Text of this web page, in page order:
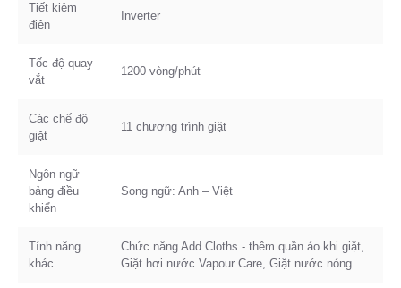
Tiết kiệm
điện
Inverter
Tốc độ quay
vắt
1200 vòng/phút
Các chế độ
giặt
11 chương trình giặt
Ngôn ngữ
bảng điều
khiển
Song ngữ: Anh – Việt
Tính năng
khác
Chức năng Add Cloths - thêm quần áo khi giặt,
Giặt hơi nước Vapour Care, Giặt nước nóng